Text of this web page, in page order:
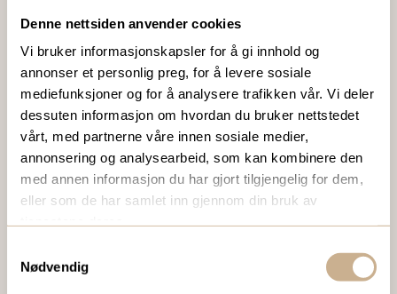
Denne nettsiden anvender cookies
Vi bruker informasjonskapsler for å gi innhold og
annonser et personlig preg, for å levere sosiale
mediefunksjoner og for å analysere trafikken vår. Vi deler
dessuten informasjon om hvordan du bruker nettstedet
vårt, med partnerne våre innen sosiale medier,
annonsering og analysearbeid, som kan kombinere den
med annen informasjon du har gjort tilgjengelig for dem,
eller som de har samlet inn gjennom din bruk av
Nødvendig
Ta kontakt med en av våre medarbeidere, eller send en e-
post tilortomedic@ortomedic.no
Ta kontakt
BESTILL VÅRT GRATIS KUNDEMAGASIN
To ganger i året sender vi ut vårt gratis kundemagasin
og mikroskopi.